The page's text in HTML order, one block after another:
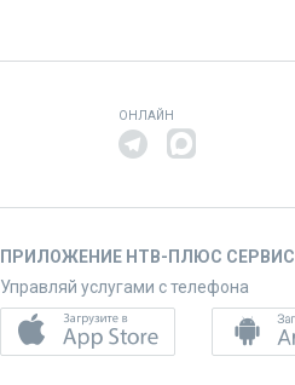
ОНЛАЙН
ПРИЛОЖЕНИЕ НТВ-ПЛЮС СЕРВИС
Управляй услугами с телефона